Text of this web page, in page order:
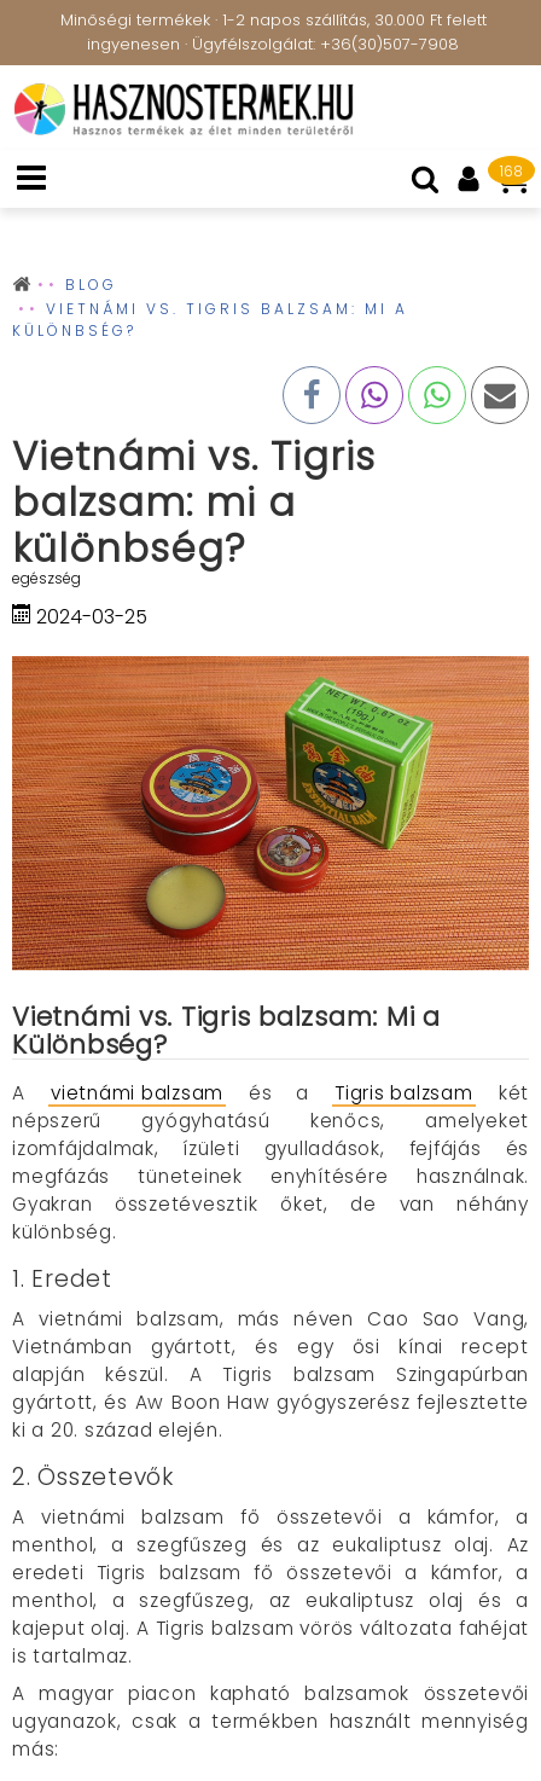
Minőségi termékek · 1-2 napos szállítás, 30.000 Ft felett
ingyenesen · Ügyfélszolgálat: +36(30)507-7908
168
BLOG
VIETNÁMI VS. TIGRIS BALZSAM: MI A
KÜLÖNBSÉG?
Vietnámi vs. Tigris
balzsam: mi a
különbség?
egészség
2024-03-25
Vietnámi vs. Tigris balzsam: Mi a
Különbség?
A vietnámi balzsam és a Tigris balzsam
két
népszerű gyógyhatású kenőcs, amelyeket
izomfájdalmak, ízületi gyulladások, fejfájás és
megfázás tüneteinek enyhítésére használnak.
Gyakran összetévesztik őket, de van néhány
különbség.
1. Eredet
A vietnámi balzsam, más néven Cao Sao Vang,
Vietnámban gyártott, és egy ősi kínai recept
alapján készül. A Tigris balzsam Szingapúrban
gyártott, és Aw Boon Haw gyógyszerész fejlesztette
ki a 20. század elején.
2. Összetevők
A vietnámi balzsam fő összetevői a kámfor, a
menthol, a szegfűszeg és az eukaliptusz olaj. Az
eredeti Tigris balzsam fő összetevői a kámfor, a
menthol, a szegfűszeg, az eukaliptusz olaj és a
kajeput olaj. A Tigris balzsam vörös változata fahéjat
is tartalmaz.
A magyar piacon kapható balzsamok összetevői
ugyanazok, csak a termékben használt mennyiség
más: